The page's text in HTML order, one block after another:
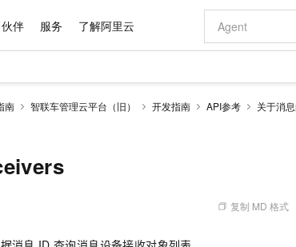
伙伴 服务 了解阿里云
南 智联车管理云平台（旧） 开发指南 API参考
关于消
复制 MD 格式
大模型
图片和
对象存储 OSS
一站式AI开发、训练和推理服务
即刻拥有 DeepSeek-V4-Pro
从聊天伙伴进化为能主动干活的本地数字员工
AI 特惠
阿里云 OPC 创新助力计划
Qwen3.8-Max 首发尝鲜，限时加量 10 倍，夜间低至2折
AI 场景体
价格计算器
自助选配和估算价格
价格优势
配置报价
数据与 API
OCR 文字识别
基础软件
Docker
成为产品伙伴 产品伙伴
数据库合作
企业增值服务 阿里云认证
最佳实践
看见新力量
市场活动
活动全景